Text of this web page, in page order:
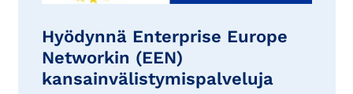
Hyödynnä Enterprise Europe
Networkin (EEN)
kansainvälistymispalveluja